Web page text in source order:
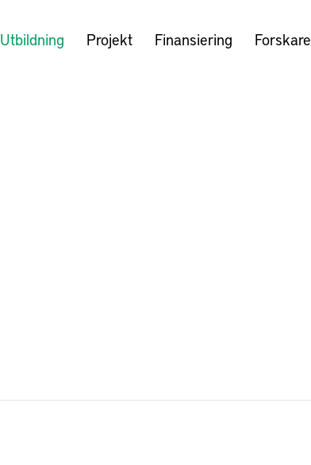
Utbildning Projekt Finansiering Forskare